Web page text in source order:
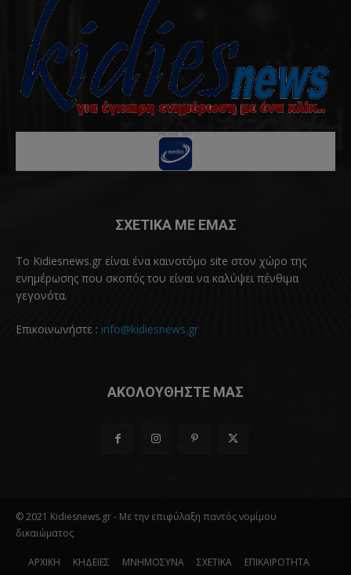
ΣΧΕΤΙΚΑ ΜΕ ΕΜΑΣ
Το Kidiesnews.gr είναι ένα καινοτόμο site στον χώρο της
ενημέρωσης που σκοπός του είναι να καλύψει πένθιμα
γεγονότα.
Επικοινωνήστε : info@kidiesnews.gr
ΑΚΟΛΟΥΘΗΣΤΕ ΜΑΣ
© 2021 Kidiesnews.gr - Με την επιφύλαξη παντός νομίμου
δικαιώματος
ΑΡΧΙΚΗ ΚΗΔΕΙΕΣ ΜΝΗΜΟΣΥΝΑ ΣΧΕΤΙΚΑ
ΕΠΙΚΑΙΡΟΤΗΤΑ